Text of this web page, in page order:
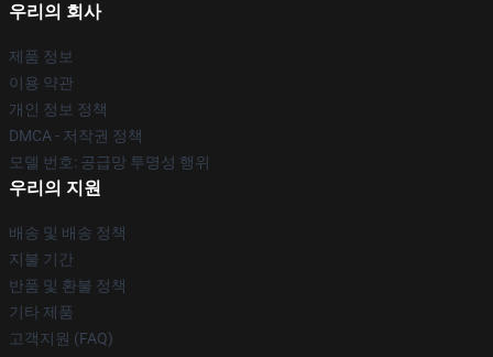
우리의 회사
제품 정보
이용 약관
개인 정보 정책
DMCA - 저작권 정책
모델 번호: 공급망 투명성 행위
우리의 지원
배송 및 배송 정책
지불 기간
반품 및 환불 정책
기타 제품
고객지원 (FAQ)